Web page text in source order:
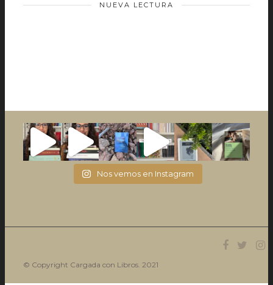
NUEVA LECTURA
Nos vemos en Instagram
© Copyright Cargada con Libros. 2021